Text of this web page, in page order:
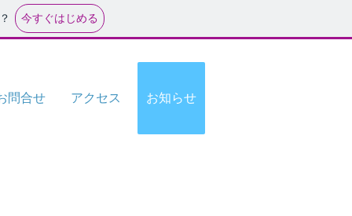
今すぐはじめる
問合せ アクセス お知らせ